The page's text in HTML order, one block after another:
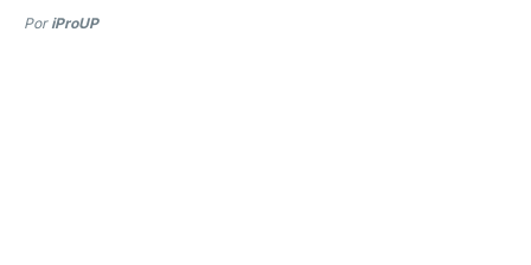
Por iProUP